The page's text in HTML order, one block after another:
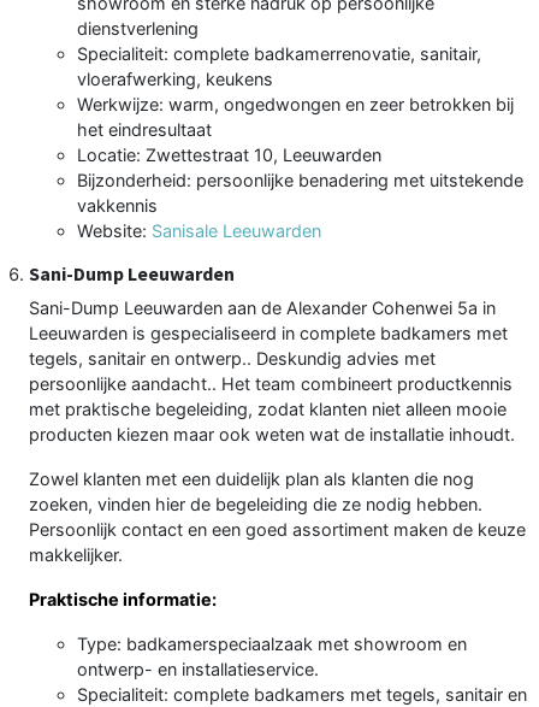
dienstverlening
Specialiteit: complete badkamerrenovatie, sanitair,
vloerafwerking, keukens
Werkwijze: warm, ongedwongen en zeer betrokken bij
het eindresultaat
Locatie: Zwettestraat 10, Leeuwarden
Bijzonderheid: persoonlijke benadering met uitstekende
vakkennis
Website: Sanisale Leeuwarden
Sani-Dump Leeuwarden
Sani-Dump Leeuwarden aan de Alexander Cohenwei 5a in
Leeuwarden is gespecialiseerd in complete badkamers met
tegels, sanitair en ontwerp.. Deskundig advies met
persoonlijke aandacht.. Het team combineert productkennis
met praktische begeleiding, zodat klanten niet alleen mooie
producten kiezen maar ook weten wat de installatie inhoudt.
Zowel klanten met een duidelijk plan als klanten die nog
zoeken, vinden hier de begeleiding die ze nodig hebben.
Persoonlijk contact en een goed assortiment maken de keuze
makkelijker.
Praktische informatie:
Type: badkamerspeciaalzaak met showroom en
ontwerp- en installatieservice.
Specialiteit: complete badkamers met tegels, sanitair en